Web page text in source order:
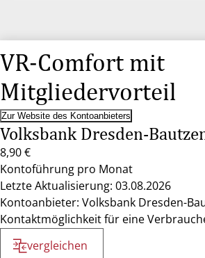
VR-Comfort mit
Mitgliedervorteil
Zur Website des Kontoanbieters
Volksbank Dresden-
8,90 €
Kontoführung pro Monat
Letzte Aktualisierung: 03.08.2026
Kontoanbieter: Volksbank Dresden-
Kontaktmöglichkeit für eine
vergleichen